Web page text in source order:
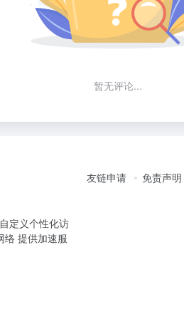
暂无评论...
定义个性化访
络 提供加速服
友链申请 免责声明